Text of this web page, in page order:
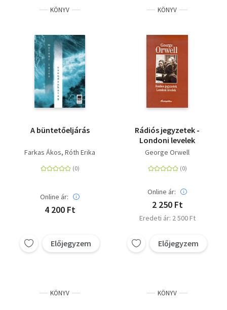
KÖNYV
A büntetőeljárás
Farkas Ákos Róth Erika
Online ár:
4 200 Ft
Előjegyzem
KÖNYV
Rádiós jegyzetek -
Londoni levelek
George Orwell
Online ár:
2 250 Ft
Eredeti ár: 2 500 Ft
Előjegyzem
KÖNYV KÖNYV